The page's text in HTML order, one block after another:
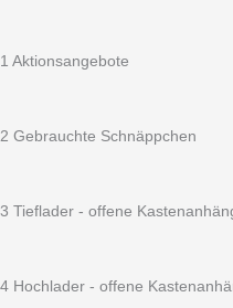
1 Aktionsangebote
2 Gebrauchte Schnäppchen
3 Tieflader - offene
4 Hochlader - offene
O2
15.1
Vorderwand